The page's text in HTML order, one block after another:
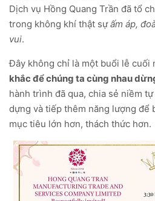
Dịch vụ Hồng Quang Trần đã tổ
trong không khí thật sựấm áp,
vui.
Đây không chỉ là một buổi lễ cuối
khắc để chúng ta cùng nhau
hành trình đã qua, chia sẻ niềm
dựng và tiếp thêm năng lượng để
mục tiêu lớn hơn, thách thức hơn.